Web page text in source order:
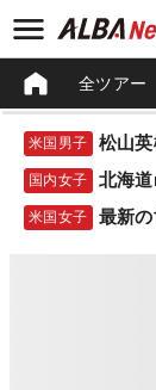
全ツアー
米国男子 松山
国内女子 北海
米国女子 最新